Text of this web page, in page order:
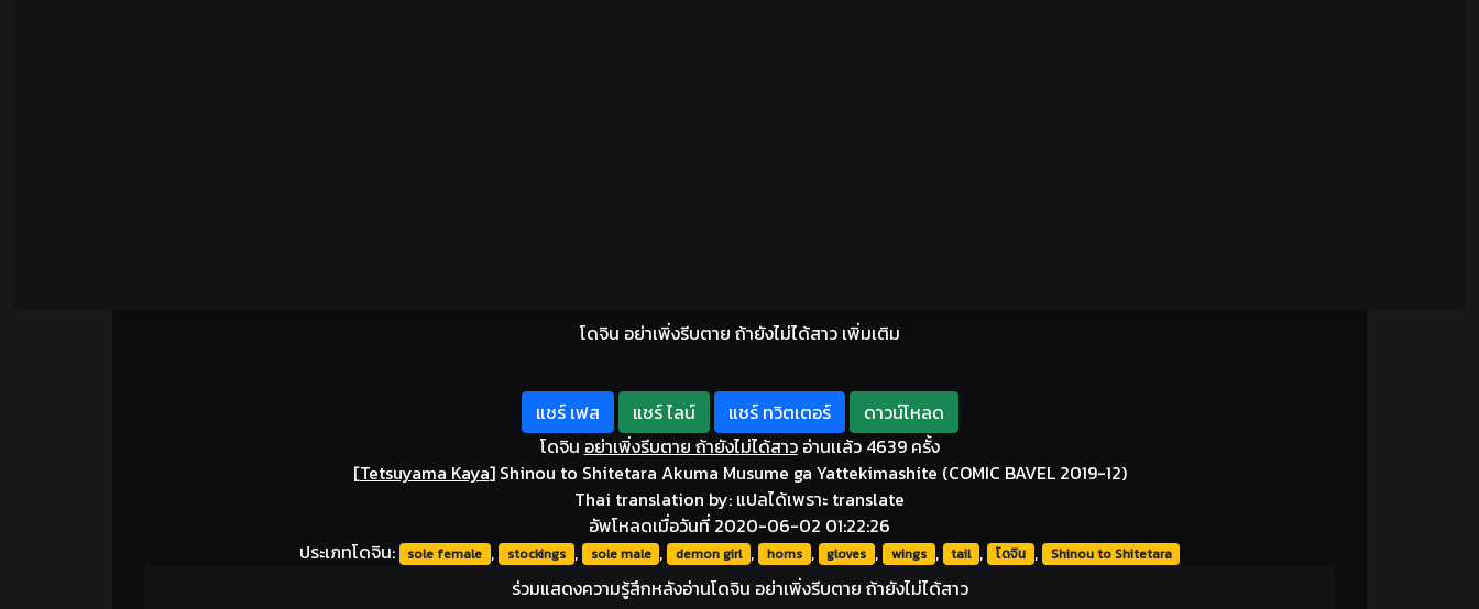
โดจิน อย่าเพิ่งรีบตาย ถ้ายังไม่ได้สาว เพิ่มเติม
แชร์ เฟส แชร์ ไลน์ แชร์ ทวิตเตอร์
ดาวน์โหลด
โดจิน อย่าเพิ่งรีบตาย ถ้ายังไม่ได้สาวอ่านเเล้ว 4639 ครั้ง
[Tetsuyama Kaya]Shinou to Shitetara Akuma Musume ga Yattekimashite (COMIC BAVEL 2019-12)
Thai translation by: แปลได้เพราะ translate
อัพโหลดเมื่อวันที่ 2020-06-02 01:22:26
ประเภทโดจิน:
sole female , stockings , sole male , demon girl , horns , gloves , wings , tail , โดจิน , Shinou to Shitetara
ร่วมแสดงความรู้สึกหลังอ่านโดจิน อย่าเพิ่งรีบตาย ถ้ายังไม่ได้สาว